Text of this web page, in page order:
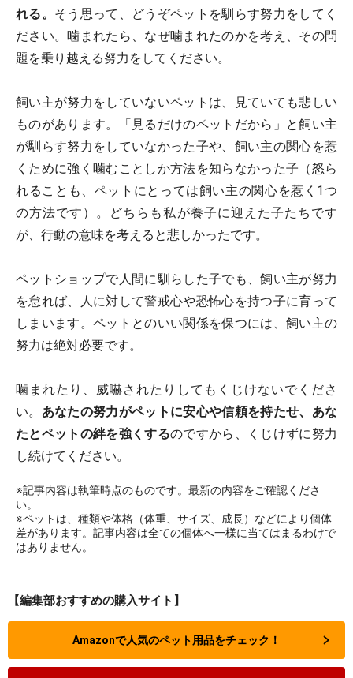
れる。 そう思って、どうぞペットを馴らす努力をしてく
ださい。噛まれたら、なぜ噛まれたのかを考え、その問
題を乗り越える努力をしてください。
飼い主が努力をしていないペットは、見ていても悲しい
ものがあります。「見るだけのペットだから」と飼い主
が馴らす努力をしていなかった子や、飼い主の関心を惹
くために強く噛むことしか方法を知らなかった子（怒ら
れることも、ペットにとっては飼い主の関心を惹く1つ
の方法です）。どちらも私が養子に迎えた子たちです
が、行動の意味を考えると悲しかったです。
ペットショップで人間に馴らした子でも、飼い主が努力
を怠れば、人に対して警戒心や恐怖心を持つ子に育って
しまいます。ペットとのいい関係を保つには、飼い主の
努力は絶対必要です。
噛まれたり、威嚇されたりしてもくじけないでくださ
い。 あなたの努力がペットに安心や信頼を持たせ、あな
たとペットの絆を強くするのですから、くじけずに努力
し続けてください。
※記事内容は執筆時点のものです。最新の内容をご確認くださ
い。
※ペットは、種類や体格（体重、サイズ、成長）などにより個体
差があります。記事内容は全ての個体へ一様に当てはまるわけで
はありません。
【編集部おすすめの購入サイト】
Amazonで人気のペット用品をチェック！